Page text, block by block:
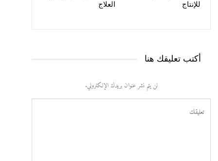
للإنتاج
العلاج
أكتب تعليقك هنا
لن يتم نشر عنوان بريدك الإلكتروني.